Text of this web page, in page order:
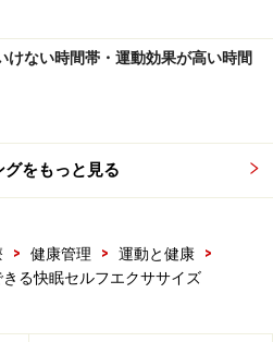
める上でもぜひ続けてほしい
で簡単に出来るストレッチや
しょう。
ポーズ
として知られているこのスト
させてリラックス状態をつく
けない時間帯・運動効果が高い時間
グをもっと見る
> 健康管理 > 運動と健康
>
る快眠セルフエクササイズ